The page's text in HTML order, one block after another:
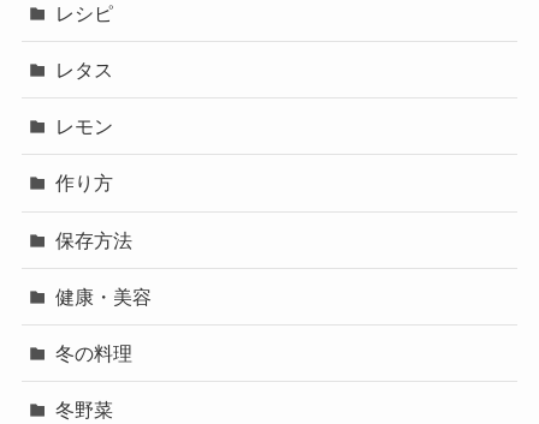
レシピ
レタス
レモン
作り方
保存方法
健康・美容
冬の料理
冬野菜